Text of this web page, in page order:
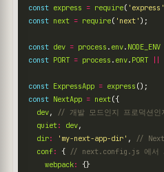
const express = require( 'express'
const next = require( 'next' );
const dev = process . env. NODE_ENV
const PORT = process . env. PORT
const ExpressApp = express ();
const NextApp = next({
dev,
quiet: dev,
dir: 'my-next-app-dir' ,
conf: {
webpack: {}